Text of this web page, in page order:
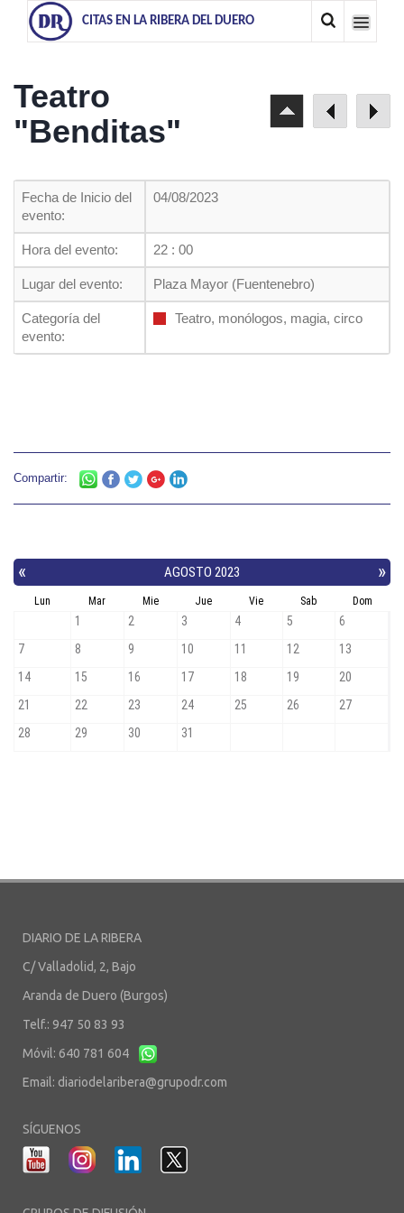
CITAS EN LA RIBERA DEL DUERO
Teatro
"Benditas"
Fecha de Inicio del
evento:
04/08/2023
Hora del evento: 22 : 00
Lugar del evento: Plaza Mayor (Fuentenebro)
Categoría del
evento:
Teatro, monólogos, magia, circo
Compartir:
DIARIO DE LA RIBERA
C/ Valladolid, 2, Bajo
Aranda de Duero (Burgos)
Telf.: 947 50 83 93
Móvil: 640 781 604
Email: diariodelaribera@grupodr.com
SÍGUENOS